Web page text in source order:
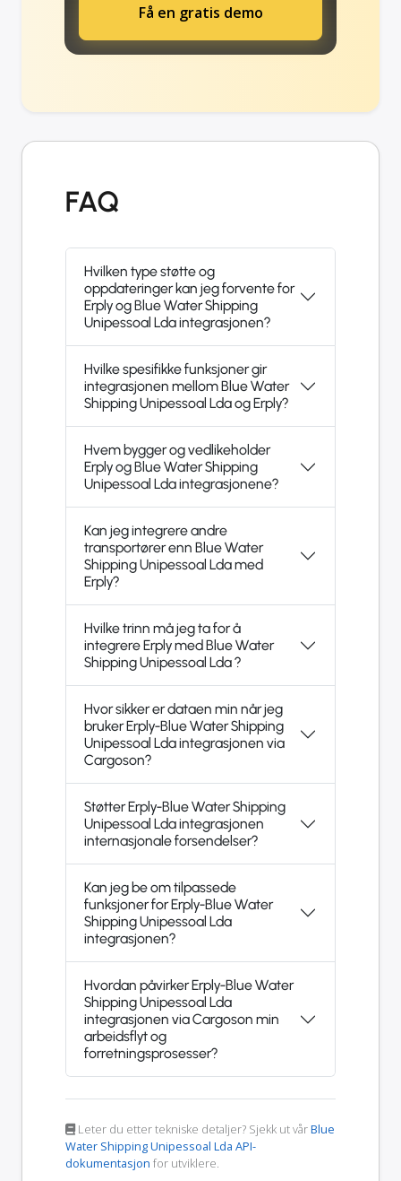
Få en gratis demo
FAQ
Hvilken type støtte og
oppdateringer kan jeg forvente for
Erply og Blue Water Shipping
Unipessoal Lda integrasjonen?
Hvilke spesifikke funksjoner gir
integrasjonen mellom Blue Water
Shipping Unipessoal Lda og Erply?
Hvem bygger og vedlikeholder
Erply og Blue Water Shipping
Unipessoal Lda integrasjonene?
Kan jeg integrere andre
transportører enn Blue Water
Shipping Unipessoal Lda med
Erply?
Hvilke trinn må jeg ta for å
integrere Erply med Blue Water
Shipping Unipessoal Lda ?
Hvor sikker er dataen min når jeg
bruker Erply-Blue Water Shipping
Unipessoal Lda integrasjonen via
Cargoson?
Støtter Erply-Blue Water Shipping
Unipessoal Lda integrasjonen
internasjonale forsendelser?
Kan jeg be om tilpassede
funksjoner for Erply-Blue Water
Shipping Unipessoal Lda
integrasjonen?
Hvordan påvirker Erply-Blue Water
Shipping Unipessoal Lda
integrasjonen via Cargoson min
arbeidsflyt og
forretningsprosesser?
Leter du etter tekniske detaljer? Sjekk ut vårBlue
Water Shipping Unipessoal Lda API-
dokumentasjon for utviklere.